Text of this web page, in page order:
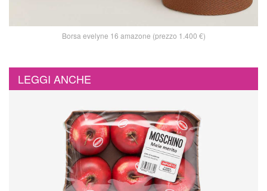
Borsa evelyne 16 amazone (prezzo 1.400 €)
LEGGI ANCHE